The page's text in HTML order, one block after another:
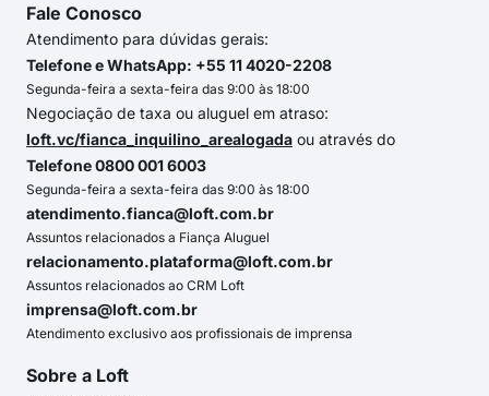
Fale Conosco
Atendimento para dúvidas gerais:
Telefone e WhatsApp: +55 11 4020-2208
Segunda-feira a sexta-feira das 9:00 às 18:00
Negociação de taxa ou aluguel em atraso:
loft.vc/fianca_inquilino_arealogada ou através do
Telefone 0800 001 6003
Segunda-feira a sexta-feira das 9:00 às 18:00
atendimento.fianca@loft.com.br
Assuntos relacionados a Fiança Aluguel
relacionamento.plataforma@loft.com.br
Assuntos relacionados ao CRM Loft
imprensa@loft.com.br
Atendimento exclusivo aos profissionais de imprensa
Sobre a Loft